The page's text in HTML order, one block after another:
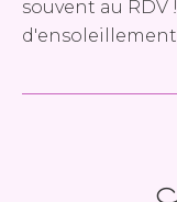
souvent au